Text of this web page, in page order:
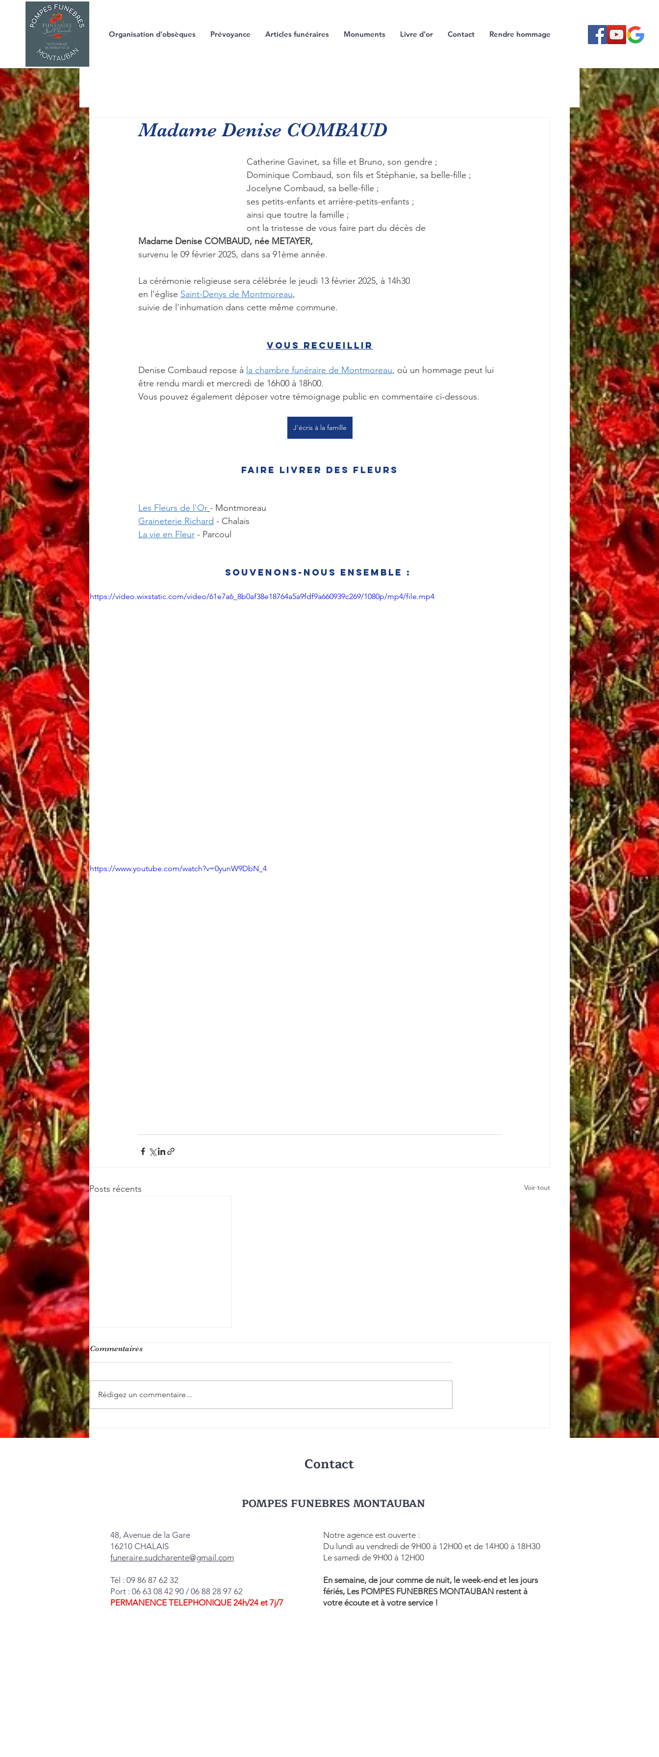
Organisation d'obsèques Prévoyance Articles funéraires Monuments Livre d'or Contact Rendre hommage
Madame Denise COMBAUD
Catherine Gavinet, sa fille et Bruno, son gendre ;
Dominique Combaud, son fils et Stéphanie, sa belle-fille ;
Jocelyne Combaud, sa belle-fille ;
ses petits-enfants et arrière-petits-enfants ;
ainsi que toutre la famille ;
ont la tristesse de vous faire part du décès de
Madame Denise COMBAUD, née METAYER,
survenu le 09 février 2025, dans sa 91ème année.
La cérémonie religieuse sera célébrée le jeudi 13 février 2025, à 14h30
en l'église Saint-Denys de Montmoreau,
suivie de l'inhumation dans cette même commune.
Vous recueillir
Denise Combaud repose à la chambre funéraire de Montmoreau, où un hommage peut lui
être rendu mardi et mercredi de 16h00 à 18h00.
Vous pouvez également déposer votre témoignage public en commentaire ci-dessous.
J'écris à la famille
Faire livrer des fleurs
Les Fleurs de l'Or - Montmoreau
Graineterie Richard - Chalais
La vie en Fleur - Parcoul
Souvenons-nous ensemble :
https://video.wixstatic.com/video/61e7a6_8b0af38e18764a5a9fdf9a660939c269/1080p/mp4/file.mp4
https://www.youtube.com/watch?v=0yunW9DbN_4
Posts récents Voir tout
Rendre hommage
Commentaires
Rédigez un commentaire...
Contact
POMPES FUNEBRES MONTAUBAN
48, Avenue de la Gare
16210 CHALAIS
funeraire.sudcharente@gmail.com
Tél : 09 86 87 62 32
Port : 06 63 08 42 90 / 06 88 28 97 62
PERMANENCE TELEPHONIQUE 24h/24 et 7j/7
Notre agence est ouverte :
Du lundi au vendredi de 9H00 à 12H00 et de 14H00 à 18H30
Le samedi de 9H00 à 12H00
En semaine, de jour comme de nuit, le week-end et les jours
fériés, Les POMPES FUNEBRES MONTAUBAN restent à
votre écoute et à votre service !